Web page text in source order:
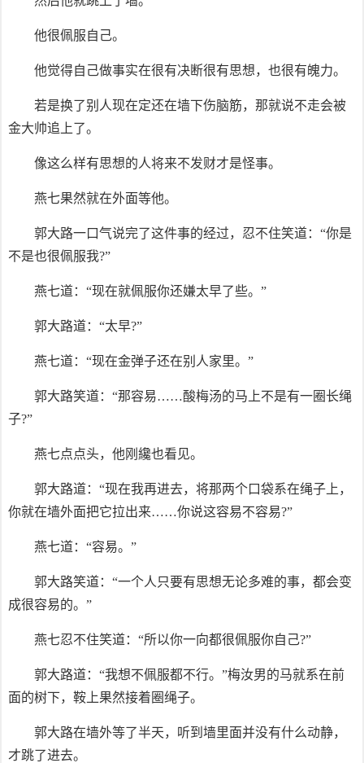
他很佩服自己。
他觉得自己做事实在很有决断很有思想，也很有魄力。
若是换了别人现在定还在墙下伤脑筋，那就说不走会被
金大帅追上了。
像这么样有思想的人将来不发财才是怪事。
燕七果然就在外面等他。
郭大路一口气说完了这件事的经过，忍不住笑道：“你是
不是也很佩服我?”
燕七道：“现在就佩服你还嫌太早了些。”
郭大路道：“太早?”
燕七道：“现在金弹子还在别人家里。”
郭大路笑道：“那容易……酸梅汤的马上不是有一圈长绳
子?”
燕七点点头，他刚纔也看见。
郭大路道：“现在我再进去，将那两个口袋系在绳子上，
你就在墙外面把它拉出来……你说这容易不容易?”
燕七道：“容易。”
郭大路笑道：“一个人只要有思想无论多难的事，都会变
成很容易的。”
燕七忍不住笑道：“所以你一向都很佩服你自己?”
郭大路道：“我想不佩服都不行。”梅汝男的马就系在前
面的树下，鞍上果然接着圈绳子。
郭大路在墙外等了半天，听到墙里面并没有什么动静，
才跳了进去。